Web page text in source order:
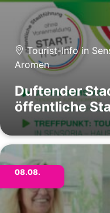
Tourist-Info in
Aromen
Duftender
öffentliche
08.08.